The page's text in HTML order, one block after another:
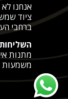
אנחנו
ציוד
ברחבי
מתנות
משמעות